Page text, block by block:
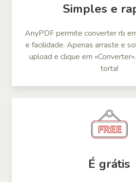
Simples e
AnyPDF permite converter rb
e facilidade. Apenas arraste e
upload e clique em
torta!
É grátis